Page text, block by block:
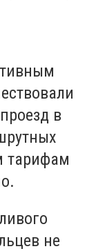
в
тарифам
не